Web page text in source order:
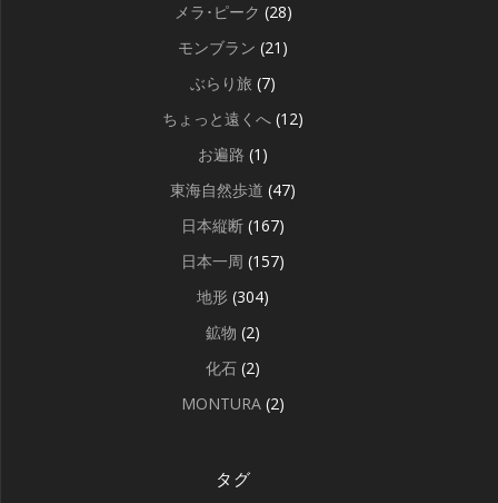
メラ･ピーク (28)
モンブラン (21)
ぶらり旅 (7)
ちょっと遠くへ (12)
お遍路 (1)
東海自然歩道 (47)
日本縦断 (167)
日本一周 (157)
地形 (304)
鉱物 (2)
化石 (2)
MONTURA (2)
タグ